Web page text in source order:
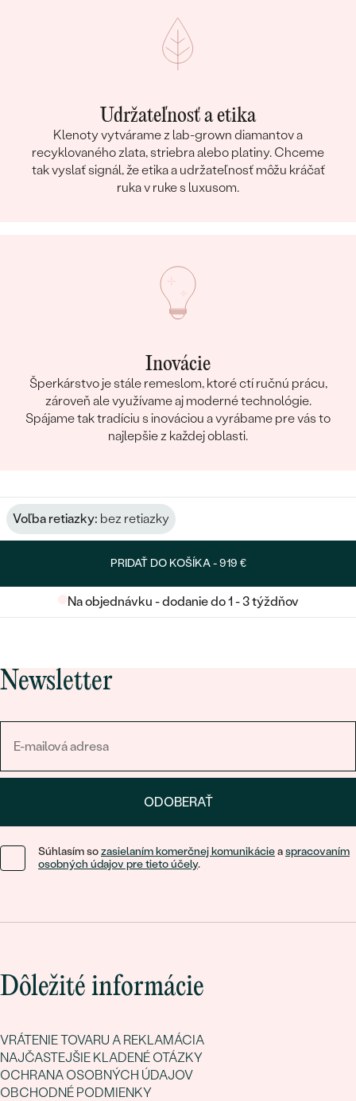
Udržateľnosť a etika
Klenoty vytvárame z lab-grown diamantov a
recyklovaného zlata, striebra alebo platiny. Chceme
tak vyslať signál, že etika a udržateľnosť môžu kráčať
ruka v ruke s luxusom.
Inovácie
Šperkárstvo je stále remeslom, ktoré ctí ručnú prácu,
zároveň ale využívame aj moderné technológie.
Spájame tak tradíciu s inováciou a vyrábame pre vás to
najlepšie z každej oblasti.
Voľba retiazky: bez retiazky
PRIDAŤ DO KOŠÍKA -919 €
Na objednávku - dodanie do 1 - 3 týždňov
Newsletter
ODOBERAŤ
Súhlasím sozasielaním komerčnej komunikácieaspracovaním
osobných údajov pre tieto účely.
Dôležité informácie
VRÁTENIE TOVARU A REKLAMÁCIA
NAJČASTEJŠIE KLADENÉ OTÁZKY
OCHRANA OSOBNÝCH ÚDAJOV
OBCHODNÉ PODMIENKY